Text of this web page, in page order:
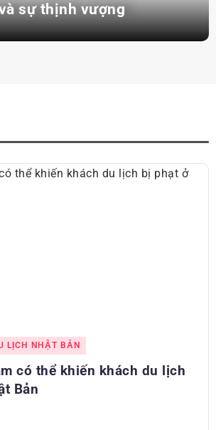
sự thịnh vượng
LỊCH NHẬT BẢN
có thể khiến khách du lịch
Bản